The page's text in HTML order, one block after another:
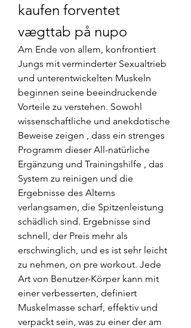
kaufen forventet
vægttab på nupo
Am Ende von allem, konfrontiert
Jungs mit verminderter Sexualtrieb
und unterentwickelten Muskeln
beginnen seine beeindruckende
Vorteile zu verstehen. Sowohl
wissenschaftliche und anekdotische
Beweise zeigen , dass ein strenges
Programm dieser All-natürliche
Ergänzung und Trainingshilfe , das
System zu reinigen und die
Ergebnisse des Alterns
verlangsamen, die Spitzenleistung
schädlich sind. Ergebnisse sind
schnell, der Preis mehr als
erschwinglich, und es ist sehr leicht
zu nehmen, on pre workout. Jede
Art von Benutzer-Körper kann mit
einer verbesserten, definiert
Muskelmasse scharf, effektiv und
verpackt sein, was zu einer der am